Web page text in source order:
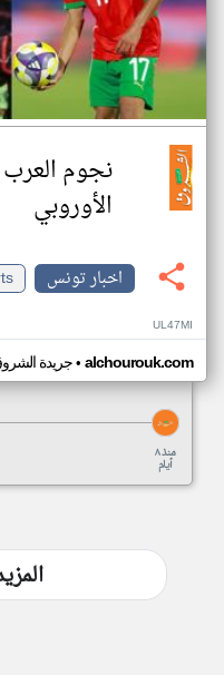
نجوم العرب
الأوروبي
اخبار تونس
UL47MI
جريدة• alchourouk.com
منذ ٨
أيام